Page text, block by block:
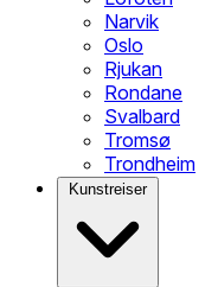
Narvik
Oslo
Rjukan
Rondane
Svalbard
Tromsø
Trondheim
Kunstreiser